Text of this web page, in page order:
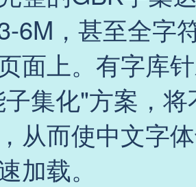
6M，甚至全字
面上。有字库
集化"方案，
从而使中文字
加载。